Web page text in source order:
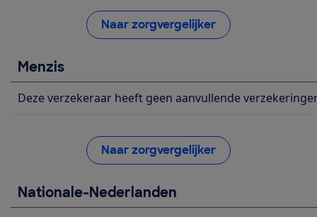
Naar zorgvergelijker
Menzis
Deze verzekeraar heeft geen aanvullende
Naar zorgvergelijker
Nationale-Nederlanden